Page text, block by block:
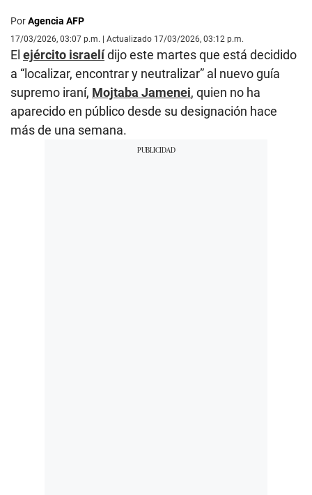
PorAgencia AFP
17/03/2026, 03:07 p.m. | Actualizado 17/03/2026, 03:12 p.m.
El ejército israelídijo este martes que está decidido
a “localizar, encontrar y neutralizar” al nuevo guía
supremo iraní, Mojtaba Jamenei, quien no ha
aparecido en público desde su designación hace
más de una semana.